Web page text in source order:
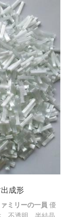
成形
ミリーの一員優